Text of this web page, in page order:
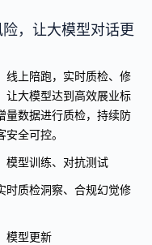
，让大模型对话更
线上陪跑，实时质检、修
让大模型达到高效展业标
量数据进行质检，持续防
全可控。
模型训练、对抗测试
时质检洞察、合规幻觉修
模型更新